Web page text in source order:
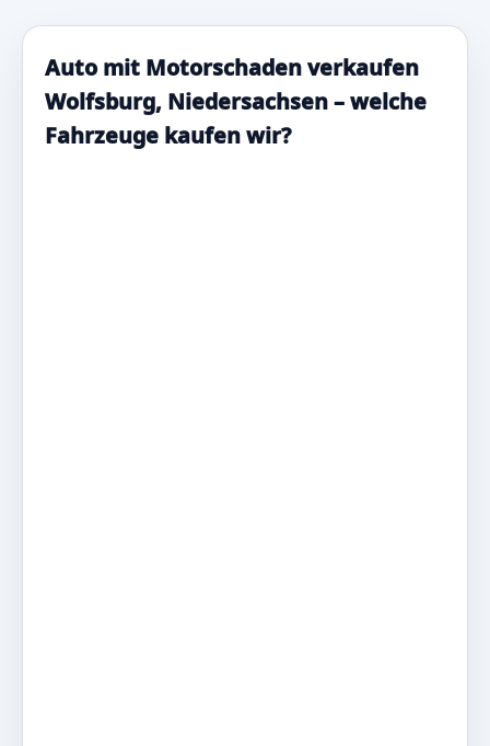
Auto mit Motorschaden verkaufen
Wolfsburg, Niedersachsen – welche
Fahrzeuge kaufen wir?